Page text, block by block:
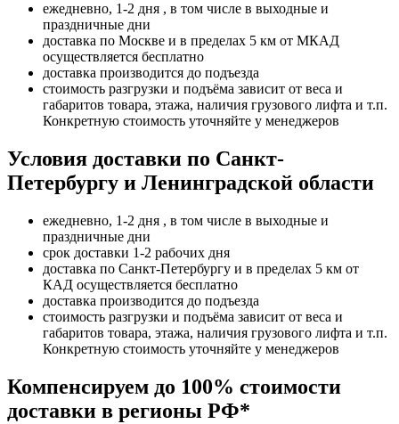
ежедневно, 1-2 дня , в том числе в выходные и
праздничные дни
доставка по Москве и в пределах 5 км от МКАД
осуществляется бесплатно
доставка производится до подъезда
стоимость разгрузки и подъёма зависит от веса и
габаритов товара, этажа, наличия грузового лифта и т.п.
Конкретную стоимость уточняйте у менеджеров
Условия доставки по Санкт-
Петербургу и Ленинградской области
ежедневно, 1-2 дня , в том числе в выходные и
праздничные дни
срок доставки 1-2 рабочих дня
доставка по Санкт-Петербургу и в пределах 5 км от
КАД осуществляется бесплатно
доставка производится до подъезда
стоимость разгрузки и подъёма зависит от веса и
габаритов товара, этажа, наличия грузового лифта и т.п.
Конкретную стоимость уточняйте у менеджеров
Компенсируем до 100% стоимости
доставки в регионы РФ*